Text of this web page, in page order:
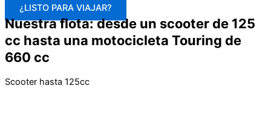
¿LISTO PARA VIAJAR?
Nuestra flota: desde un scooter de 125
cc hasta una motocicleta Touring de
660 cc
Scooter hasta 125cc